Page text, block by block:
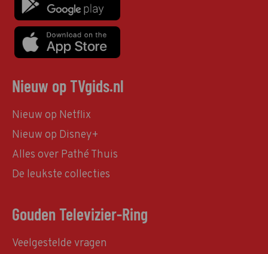
Nieuw op TVgids.nl
Nieuw op Netflix
Nieuw op Disney+
Alles over Pathé Thuis
De leukste collecties
Gouden Televizier-Ring
Veelgestelde vragen